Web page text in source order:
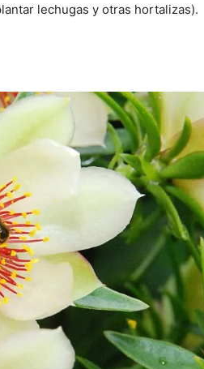
lechugas y otras hortalizas).